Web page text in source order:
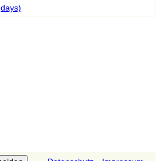
days)